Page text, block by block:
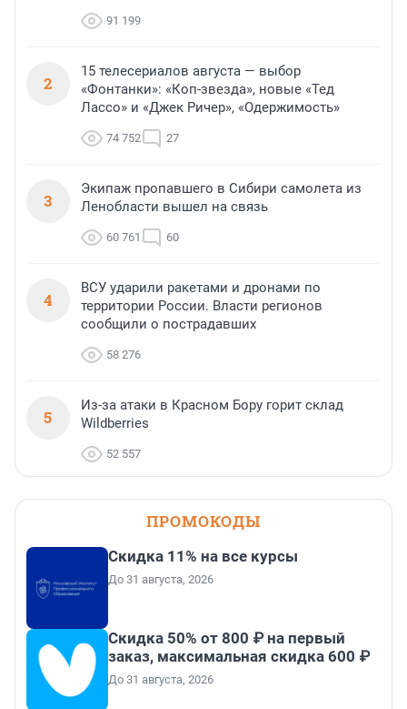
91 199
2
15 телесериалов августа — выбор
«Фонтанки»: «Коп-звезда», новые «Тед
Лассо» и «Джек Ричер», «Одержимость»
74 752 27
3
Экипаж пропавшего в Сибири самолета из
Ленобласти вышел на связь
60 761 60
4
ВСУ ударили ракетами и дронами по
территории России. Власти регионов
сообщили о пострадавших
58 276
5
Из-за атаки в Красном Бору горит склад
Wildberries
52 557
ПРОМОКОДЫ
Скидка 11% на все курсы
До 31 августа, 2026
Скидка 50% от 800 ₽ на первый
заказ, максимальная скидка 600 ₽
До 31 августа, 2026